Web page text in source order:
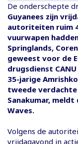
De onderschepte
Guyanees zijn
autoriteiten ruim
vuurwapen
Springlands,
geweest voor de
drugsdienst
35-jarige
tweede verdachte
Sanakumar, meldt
Waves.
Volgens de
vrijdagavond in